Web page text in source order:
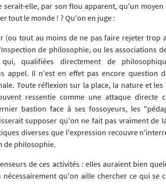
serait-elle, par son flou apparent, qu'un moyen
tout le monde ! ? Qu'on en juge :
(ou tout au moins de ne pas faire rejeter trop
de philosophie, ou les associations
qualifiées directement de
appel. Il n'est en effet pas encore question
Toute réflexion sur la place, la nature et
ressentie comme une attaque directe
bastion face à ses fossoyeurs, les
supposer qu'on ne fait pas vraiment de
diverses que l'expression recouvre
de philosophie.
de ces activités : elles auraient bien
qu'on aille chercher ce qui se